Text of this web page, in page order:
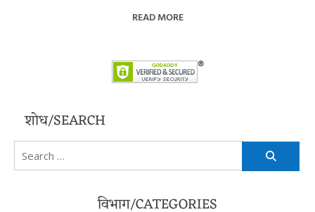
READ MORE
शोध/SEARCH
Search
for:
विभाग/CATEGORIES